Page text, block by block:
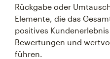
Rückgabe oder
Elemente, die das
positives
Bewertungen und
führen.